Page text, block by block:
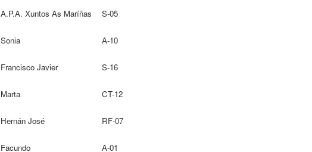
A.P.A. Xuntos As Maríñas S-05
Sonia A-10
Francisco Javier S-16
Marta CT-12
Hernán José RF-07
Facundo A-01